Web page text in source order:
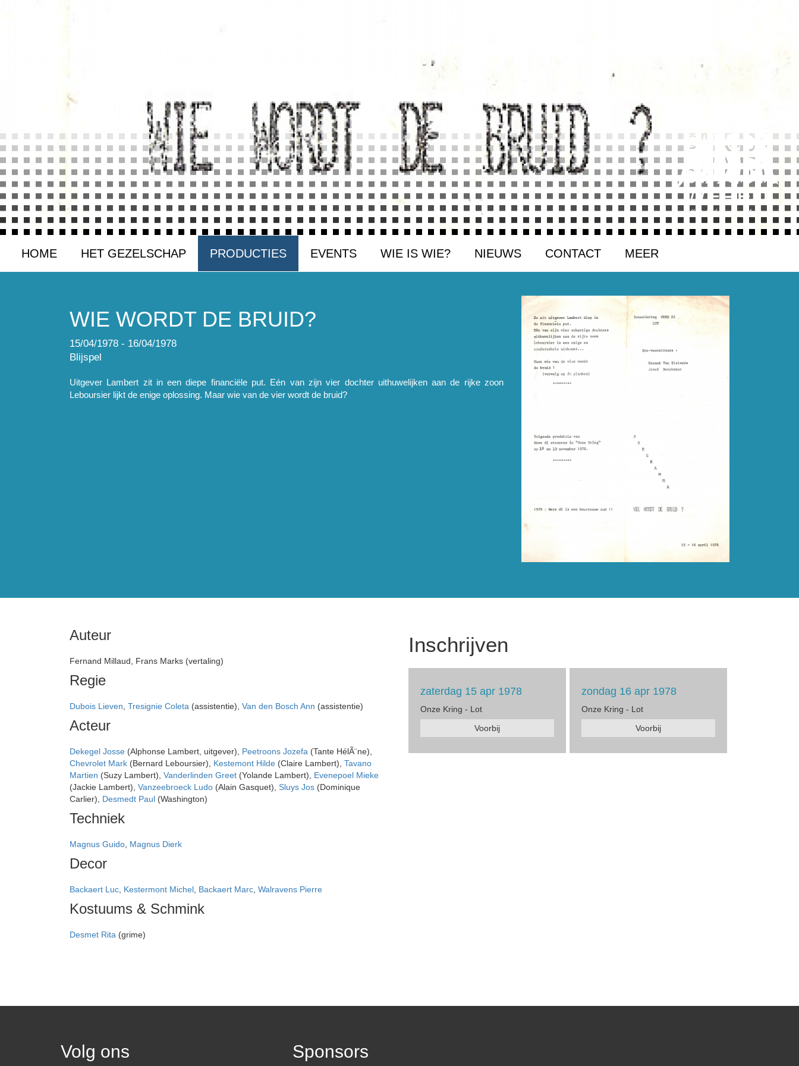
HOME HET GEZELSCHAP PRODUCTIES EVENTS WIE IS WIE? NIEUWS CONTACT MEER
WIE WORDT DE BRUID?
15/04/1978 - 16/04/1978
Blijspel
Uitgever Lambert zit in een diepe financiële put. Eén van zijn vier dochter uithuwelijken aan de rijke zoon
Leboursier lijkt de enige oplossing. Maar wie van de vier wordt de bruid?
Auteur
Fernand Millaud, Frans Marks (vertaling)
Regie
Dubois Lieven Tresignie Coleta (assistentie), Van den Bosch Ann (assistentie)
Acteur
Dekegel Josse (Alphonse Lambert, uitgever), Peetroons Jozefa (Tante HélÃ¨ne),
Chevrolet Mark (Bernard Leboursier), Kestemont Hilde (Claire Lambert), Tavano
Martien (Suzy Lambert), Vanderlinden Greet (Yolande Lambert), Evenepoel Mieke
(Jackie Lambert), Vanzeebroeck Ludo (Alain Gasquet), Sluys Jos (Dominique
Carlier), Desmedt Paul (Washington)
Techniek
Magnus Guido Magnus Dierk
Decor
Backaert Luc Kestermont Michel Backaert Marc Walravens Pierre
Kostuums & Schmink
Desmet Rita (grime)
Inschrijven
zaterdag 15 apr 1978
Onze Kring - Lot
Voorbij
zondag 16 apr 1978
Onze Kring - Lot
Voorbij
Volg ons Sponsors